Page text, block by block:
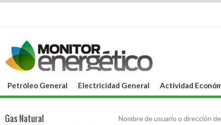
Petróleo General Electricidad General Actividad
Nombre de usuario o dirección
Gas Natural